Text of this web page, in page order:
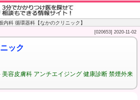
内科 循環器科【なかのクリニック】
[020653] 2020-11-02
ック
美容皮膚科 アンチエイジング 健康診断 禁煙外来